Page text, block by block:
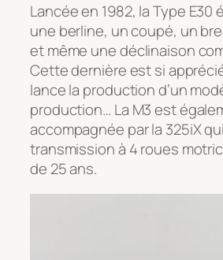
Lancée en 1982, la Type E30
une berline, un coupé, un
et même une déclinaison
Cette dernière est si
lance la production d’un
production… La M3 est
accompagnée par la 325iX
transmission à 4 roues
de 25 ans.